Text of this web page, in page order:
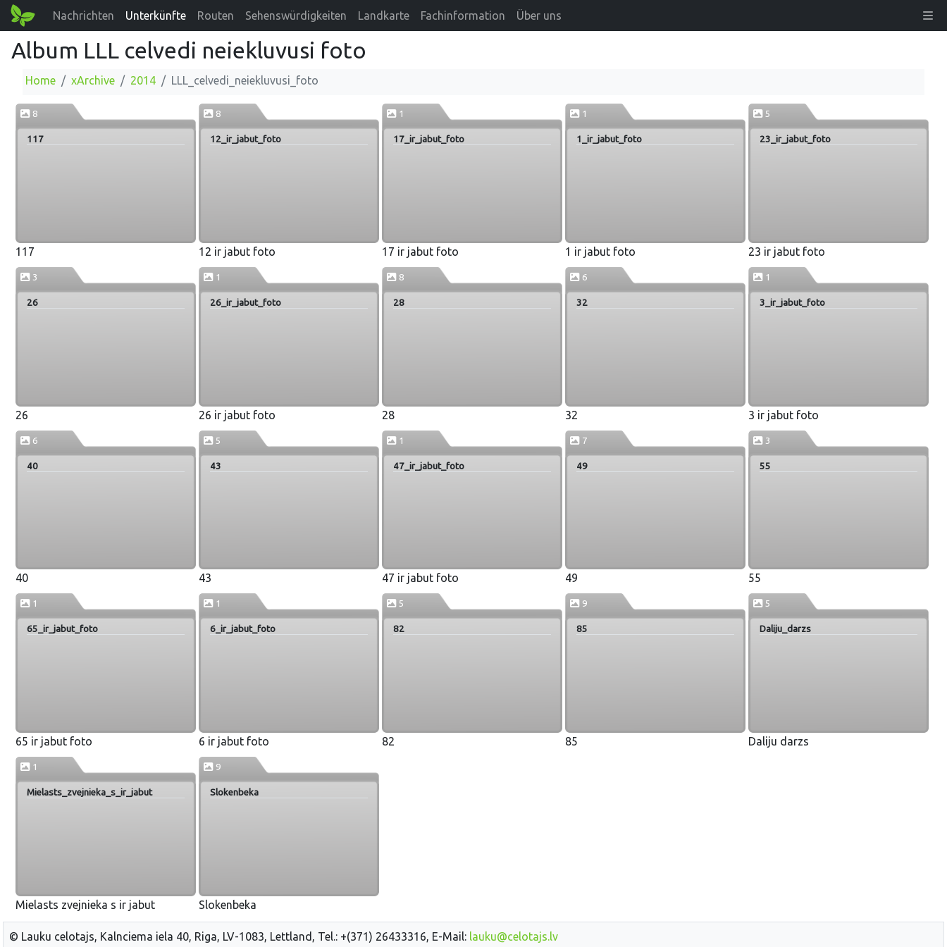
Nachrichten Unterkünfte Routen Sehenswürdigkeiten Landkarte Fachinformation Über uns
Album LLL celvedi neiekluvusi foto
Home xArchive 2014 LLL_celvedi_neiekluvusi_foto
8
117
117
8
12_ir_jabut_foto
12 ir jabut foto
1
17_ir_jabut_foto
17 ir jabut foto
1
1_ir_jabut_foto
1 ir jabut foto
5
23_ir_jabut_foto
23 ir jabut foto
3
26
26
1
26_ir_jabut_foto
26 ir jabut foto
8
28
28
6
32
32
1
3_ir_jabut_foto
3 ir jabut foto
6
40
40
5
43
43
1
47_ir_jabut_foto
47 ir jabut foto
7
49
49
3
55
55
1
65_ir_jabut_foto
65 ir jabut foto
1
6_ir_jabut_foto
6 ir jabut foto
5
82
82
9
85
85
5
Daliju_darzs
Daliju darzs
1
Mielasts_zvejnieka_s_ir_jabut
Mielasts zvejnieka s ir jabut
9
Slokenbeka
Slokenbeka
© Lauku celotajs, Kalnciema iela 40, Riga, LV-1083, Lettland, Tel.: +(371) 26433316, E-Mail: lauku@celotajs.lv